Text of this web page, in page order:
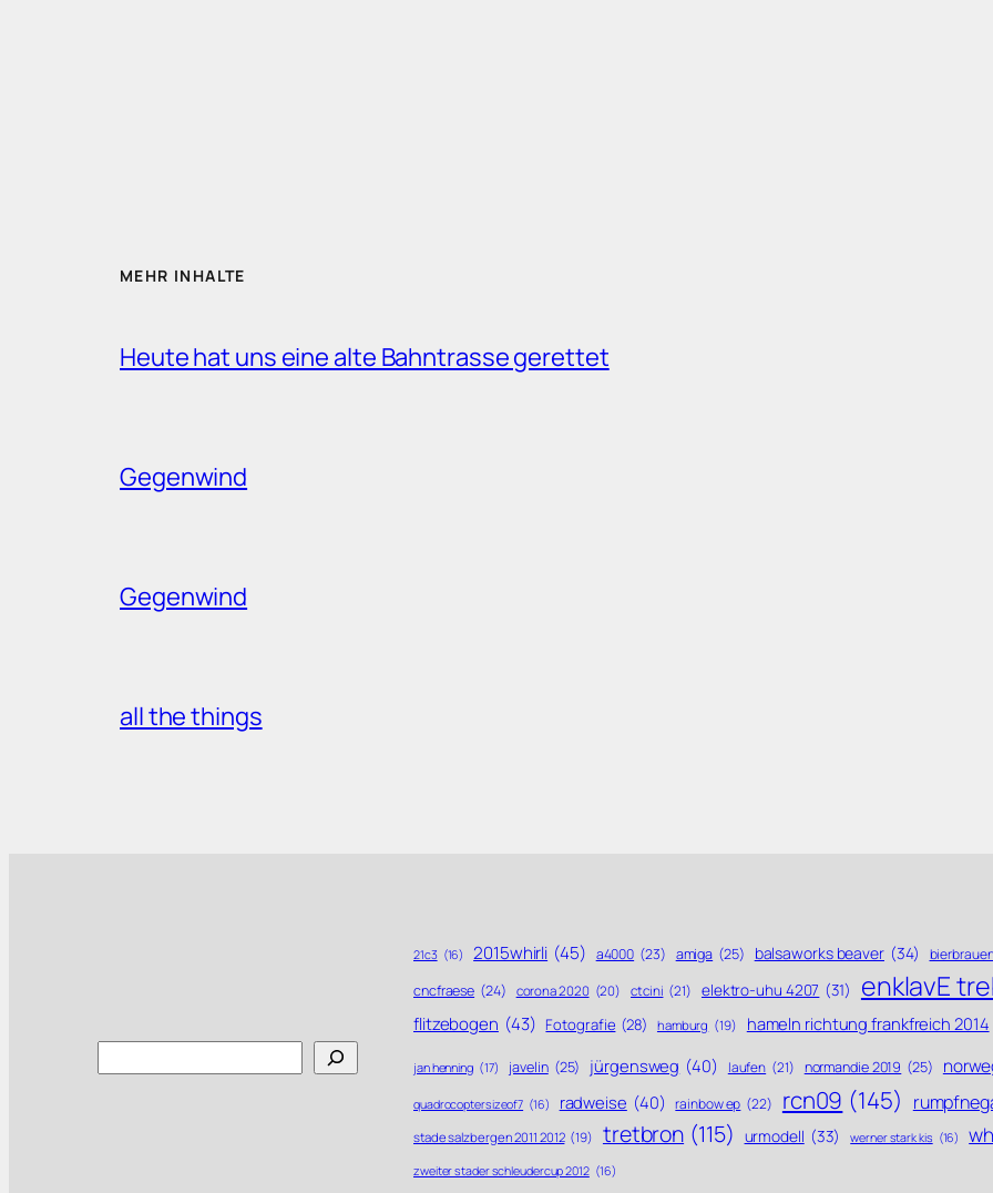
MEHR INHALTE
Heute hat uns eine alte Bahntrasse gerettet
Gegenwind
Gegenwind
all the things
21c3 (16) 2015whirli (45) a4000 (23) amiga (25) balsaworks beaver (34)
cncfraese (24) corona 2020 (20) ctcini (21) elektro-uhu 4207 (31) enklavE
flitzebogen (43) Fotografie (28) hamburg (19) hameln richtung frankfreich 2014
jan henning (17) javelin (25) jürgensweg (40) laufen (21) normandie 2019 (25)
quadrocoptersizeof7 (16) radweise (40) rainbow ep (22) rcn09 (145)
stade salzbergen 2011 2012 (19) tretbron (115) urmodell (33) werner stark kis (16)
zweiter stader schleudercup 2012 (16)